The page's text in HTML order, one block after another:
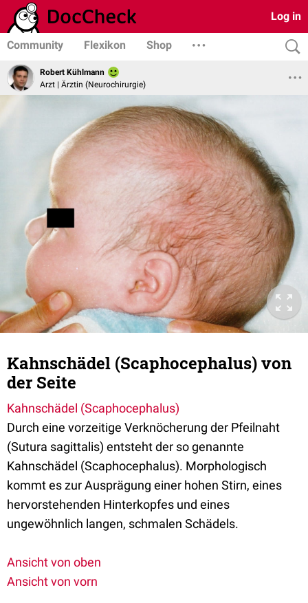
Log in
Community Flexikon Shop
Robert Kühlmann
Arzt | Ärztin (Neurochirurgie)
Kahnschädel (Scaphocephalus) von
der Seite
Kahnschädel (Scaphocephalus)
Durch eine vorzeitige Verknöcherung der Pfeilnaht
(Sutura sagittalis) entsteht der so genannte
Kahnschädel (Scaphocephalus). Morphologisch
kommt es zur Ausprägung einer hohen Stirn, eines
hervorstehenden Hinterkopfes und eines
ungewöhnlich langen, schmalen Schädels.
Ansicht von oben
Ansicht von vorn